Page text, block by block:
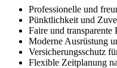
Professionelle und
Pünktlichkeit und
Faire und transparente
Moderne Ausrüstung
Versicherungsschutz
Flexible Zeitplanung